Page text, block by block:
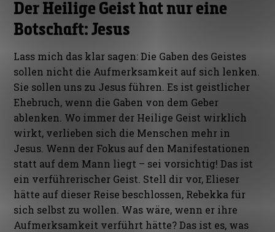
Der Heilige Geist hat nur eine
Botschaft: Jesus
Lass mich das klar sagen: Die Gaben des Geistes
sollen nicht die Aufmerksamkeit auf sich lenken.
Sie sollen uns zu Jesus führen. Es ist geistlicher
Ehebruch, wenn die Gaben von dem Geber
ablenken. Wo immer der Heilige Geist wirklich
wirkt, verlieben sich die Menschen mehr in
Jesus. Wenn der Fokus auf den Manifestationen
statt auf dem Mann liegt – sei vorsichtig! Das ist
ein verführerischer Geist. Stell dir vor, Elieser
hätte auf dieser Reise beschlossen, Rebekka für
sich selbst zu wollen. Was wäre, wenn er ihre
Aufmerksamkeit verführt hätte? Das ist es, was